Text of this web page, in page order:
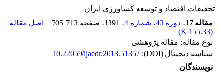
تحقیقات اقتصاد و توسعه کشاورزی ایران
مقاله 17
، دوره 43، شماره 4 ، 1391 ، صفحه 705-713
اصل مقاله
(
155.33 K
)
نوع مقاله: مقاله پژوهشی
شناسه دیجیتال (DOI):
10.22059/ijaedr.2013.51357
نویسندگان